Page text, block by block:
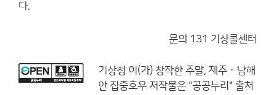
다.
문의 131 기상콜센터
기상청 이(가) 창작한 주말, 제주 · 남해
안 집중호우 저작물은 "공공누리" 출처